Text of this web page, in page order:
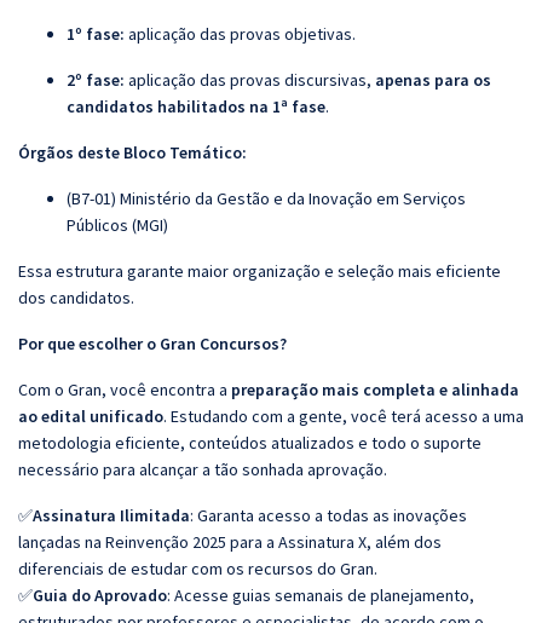
1º fase: aplicação das provas objetivas.
2º fase: aplicação das provas discursivas, apenas para os
candidatos habilitados na 1ª fase.
Órgãos deste Bloco Temático:
(B7-01) Ministério da Gestão e da Inovação em Serviços
Públicos (MGI)
Essa estrutura garante maior organização e seleção mais eficiente
dos candidatos.
Por que escolher o Gran Concursos?
Com o Gran, você encontra a preparação mais completa e alinhada
ao edital unificado. Estudando com a gente, você terá acesso a uma
metodologia eficiente, conteúdos atualizados e todo o suporte
necessário para alcançar a tão sonhada aprovação.
✅Assinatura Ilimitada: Garanta acesso a todas as inovações
lançadas na Reinvenção 2025 para a Assinatura X, além dos
diferenciais de estudar com os recursos do Gran.
✅Guia do Aprovado: Acesse guias semanais de planejamento,